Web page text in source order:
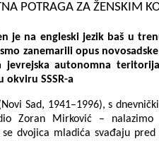
POTRAGA ZA ŽENSKIM
je na engleski jezik baš u
zanemarili opus
autonomna
SSSR-a
Sad, 1941–1996), s
Zoran Mirković – nalazimo
dvojica mladića svađaju